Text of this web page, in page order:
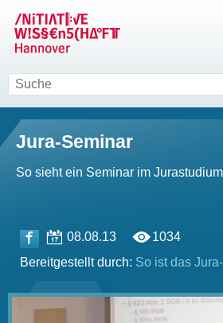
Jura-Seminar
So sieht ein Seminar im
08.08.13
1034
Bereitgestellt durch: So ist das